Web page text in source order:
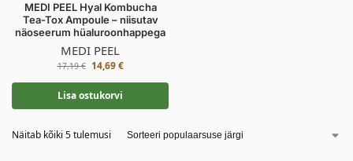
MEDI PEEL Hyal Kombucha
Tea-Tox Ampoule – niisutav
näoseerum hüaluroonhappega
MEDI PEEL
17,19€ 14,69€
Lisa ostukorvi
Näitab kõiki 5 tulemusi